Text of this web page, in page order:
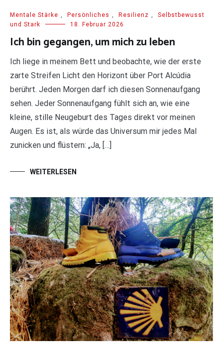
Mentale Stärke Persönliches Resilienz
Selbstbewusst
und Stark
18. Februar 2026
Ich bin gegangen, um mich zu leben
Ich liege in meinem Bett und beobachte, wie der erste
zarte Streifen Licht den Horizont über Port Alcúdia
berührt. Jeden Morgen darf ich diesen Sonnenaufgang
sehen. Jeder Sonnenaufgang fühlt sich an, wie eine
kleine, stille Neugeburt des Tages direkt vor meinen
Augen. Es ist, als würde das Universum mir jedes Mal
zunicken und flüstern: „Ja, […]
WEITERLESEN